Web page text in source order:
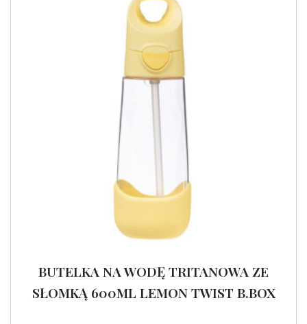
BUTELKA NA WODĘ TRITANOWA ZE
SŁOMKĄ 600ML LEMON TWIST B.BOX